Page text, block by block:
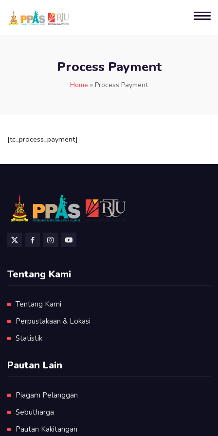
Process Payment
Home » Process Payment
[tc_process_payment]
Tentang Kami
Tentang Kami
Perpustakaan & Lokasi
Statistik
Pautan Lain
Piagam Pelanggan
Sebutharga
Pautan Kakitangan